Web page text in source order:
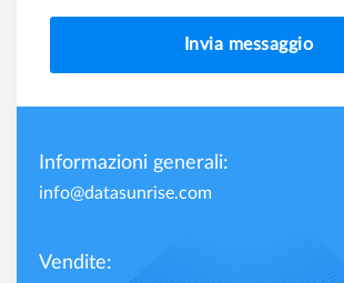
Invia messaggio
Informazioni generali:
info@datasunrise.com
Vendite: